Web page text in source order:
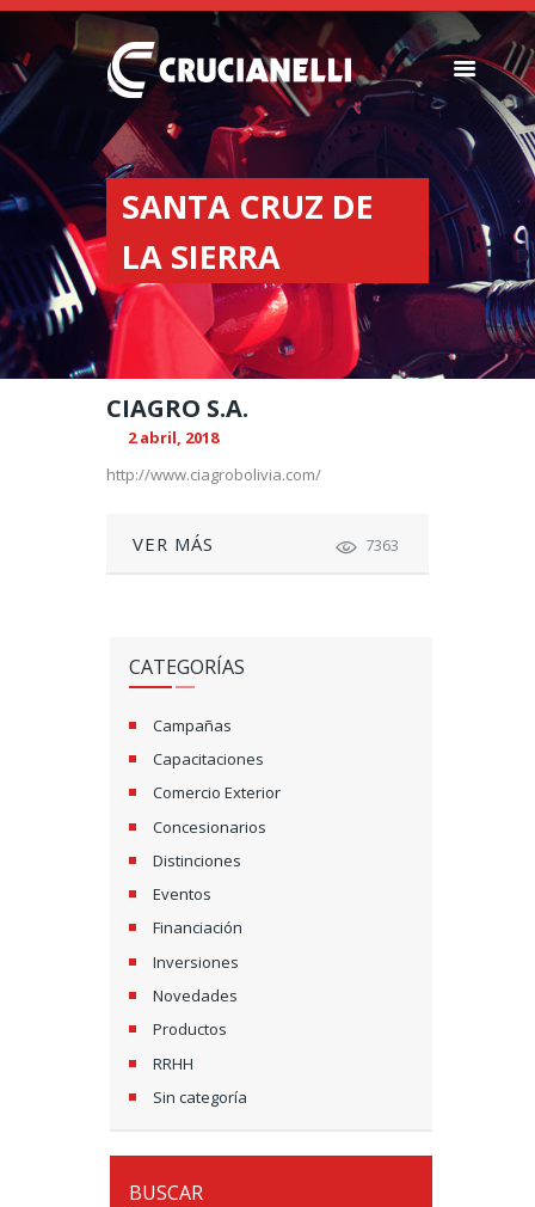
SANTA CRUZ DE
LA SIERRA
SEMBRADORAS
FERTILIZADORAS
INSTITUCIONAL
CONCESIONARIOS
NOVEDADES
RECURSOS
CONTACTO
CIAGRO S.A.
2 abril, 2018
http://www.ciagrobolivia.com/
VER MÁS 7363
CATEGORÍAS
Campañas
Capacitaciones
Comercio Exterior
Concesionarios
Distinciones
Eventos
Financiación
Inversiones
Novedades
Productos
RRHH
Sin categoría
BUSCAR